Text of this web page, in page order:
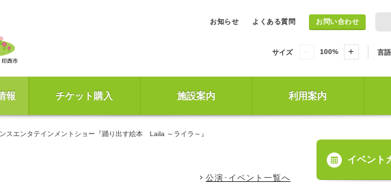
お知らせ よくある質問 お問い合わせ
サイズ 100% 言語
報 チケット購入 施設案内 利用案内
スエンタテインメントショー『踊り出す絵本 Laila ～ライラ～』
公演･イベント一覧へ
イベント